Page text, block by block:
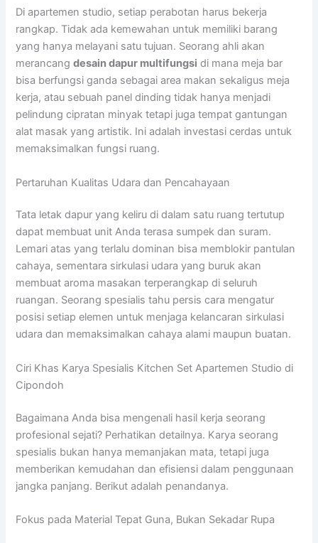
Di apartemen studio, setiap perabotan harus bekerja
rangkap. Tidak ada kemewahan untuk memiliki barang
yang hanya melayani satu tujuan. Seorang ahli akan
merancangdesain dapur multifungsi di mana meja bar
bisa berfungsi ganda sebagai area makan sekaligus meja
kerja, atau sebuah panel dinding tidak hanya menjadi
pelindung cipratan minyak tetapi juga tempat gantungan
alat masak yang artistik. Ini adalah investasi cerdas untuk
memaksimalkan fungsi ruang.
Pertaruhan Kualitas Udara dan Pencahayaan
Tata letak dapur yang keliru di dalam satu ruang tertutup
dapat membuat unit Anda terasa sumpek dan suram.
Lemari atas yang terlalu dominan bisa memblokir pantulan
cahaya, sementara sirkulasi udara yang buruk akan
membuat aroma masakan terperangkap di seluruh
ruangan. Seorang spesialis tahu persis cara mengatur
posisi setiap elemen untuk menjaga kelancaran sirkulasi
udara dan memaksimalkan cahaya alami maupun buatan.
Ciri Khas Karya Spesialis Kitchen Set Apartemen Studio di
Cipondoh
Bagaimana Anda bisa mengenali hasil kerja seorang
profesional sejati? Perhatikan detailnya. Karya seorang
spesialis bukan hanya memanjakan mata, tetapi juga
memberikan kemudahan dan efisiensi dalam penggunaan
jangka panjang. Berikut adalah penandanya.
Fokus pada Material Tepat Guna, Bukan Sekadar Rupa